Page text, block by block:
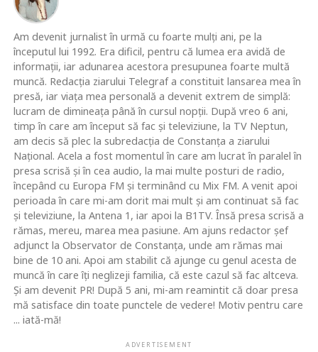
Am devenit jurnalist în urmă cu foarte mulţi ani, pe la
începutul lui 1992. Era dificil, pentru că lumea era avidă de
informaţii, iar adunarea acestora presupunea foarte multă
muncă. Redacţia ziarului Telegraf a constituit lansarea mea în
presă, iar viaţa mea personală a devenit extrem de simplă:
lucram de dimineaţa până în cursul nopţii. După vreo 6 ani,
timp în care am început să fac şi televiziune, la TV Neptun,
am decis să plec la subredacţia de Constanţa a ziarului
Naţional. Acela a fost momentul în care am lucrat în paralel în
presa scrisă şi în cea audio, la mai multe posturi de radio,
începând cu Europa FM şi terminând cu Mix FM. A venit apoi
perioada în care mi-am dorit mai mult şi am continuat să fac
şi televiziune, la Antena 1, iar apoi la B1TV. Însă presa scrisă a
rămas, mereu, marea mea pasiune. Am ajuns redactor şef
adjunct la Observator de Constanţa, unde am rămas mai
bine de 10 ani. Apoi am stabilit că ajunge cu genul acesta de
muncă în care îţi neglizeji familia, că este cazul să fac altceva.
Şi am devenit PR! După 5 ani, mi-am reamintit că doar presa
mă satisface din toate punctele de vedere! Motiv pentru care
... iată-mă!
ADVERTISEMENT